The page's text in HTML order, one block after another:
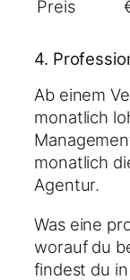
Preis
4.
Ab einem
monatlich
monatlich
Agentur.
Was eine
worauf du
findest du